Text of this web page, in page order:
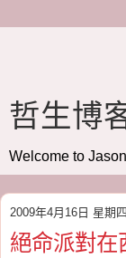
哲生博
Welcome to
2009年4月16日 星期四
絕命派對在